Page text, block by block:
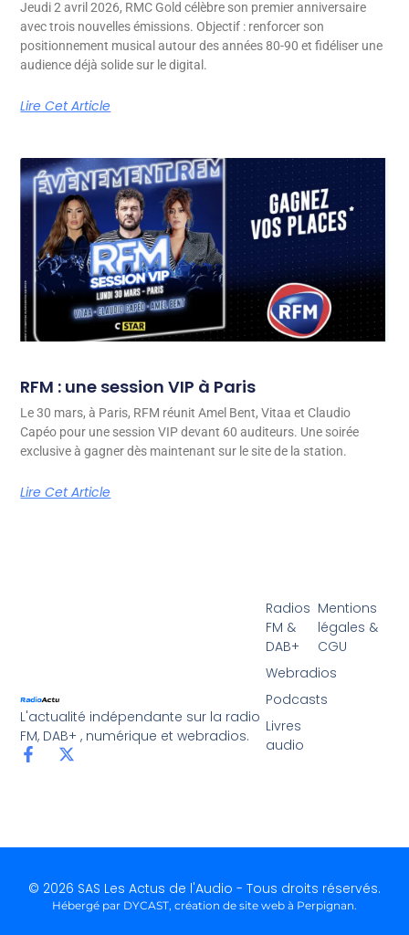
Jeudi 2 avril 2026, RMC Gold célèbre son premier anniversaire
avec trois nouvelles émissions. Objectif : renforcer son
positionnement musical autour des années 80-90 et fidéliser une
audience déjà solide sur le digital.
Lire Cet Article
RFM : une session VIP à Paris
Le 30 mars, à Paris, RFM réunit Amel Bent, Vitaa et Claudio
Capéo pour une session VIP devant 60 auditeurs. Une soirée
exclusive à gagner dès maintenant sur le site de la station.
Lire Cet Article
L'actualité indépendante sur la radio
FM, DAB+ , numérique et webradios.
Radios
FM &
DAB+
Webradios
Podcasts
Livres
audio
Mentions
légales &
CGU
© 2026 SAS Les Actus de l'Audio - Tous droits réservés.
Hébergé par DYCAST, création de site web à Perpignan.